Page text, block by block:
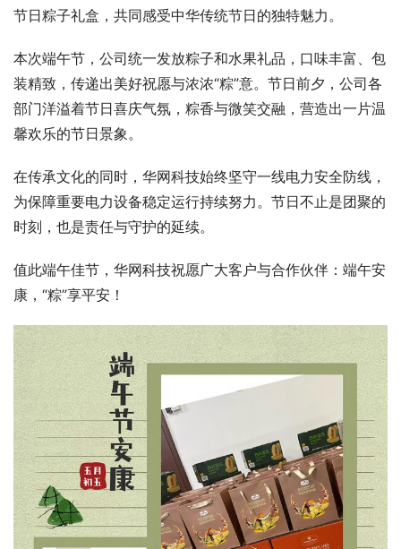
节日粽子礼盒，共同感受中华传统节日的独特魅力。
本次端午节，公司统一发放粽子和水果礼品，口味丰富、包
装精致，传递出美好祝愿与浓浓“粽”意。节日前夕，公司各
部门洋溢着节日喜庆气氛，粽香与微笑交融，营造出一片温
馨欢乐的节日景象。
在传承文化的同时，华网科技始终坚守一线电力安全防线，
为保障重要电力设备稳定运行持续努力。节日不止是团聚的
时刻，也是责任与守护的延续。
值此端午佳节，华网科技祝愿广大客户与合作伙伴：端午安
康，“粽”享平安！